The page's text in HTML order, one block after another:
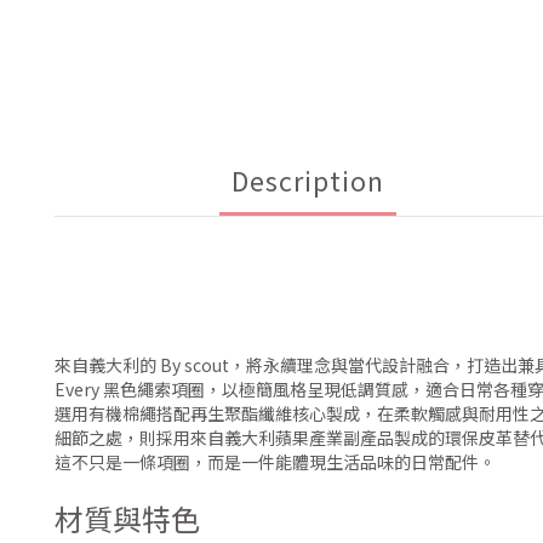
Description
來自義大利的 By scout，將永續理念與當代設計融合，打造出兼
Every 黑色繩索項圈，以極簡風格呈現低調質感，適合日常各種
選用有機棉繩搭配再生聚酯纖維核心製成，在柔軟觸感與耐用性
細節之處，則採用來自義大利蘋果產業副產品製成的環保皮革替
這不只是一條項圈，而是一件能體現生活品味的日常配件。
材質與特色